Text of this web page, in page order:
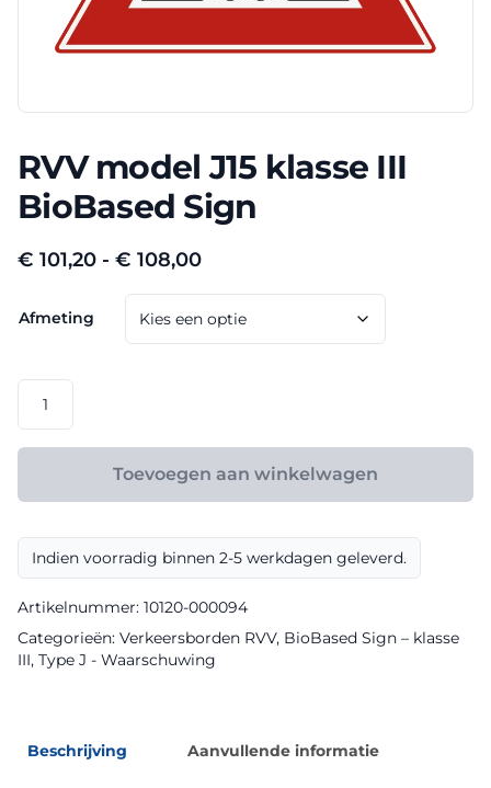
RVV model J15 klasse III
BioBased Sign
€ 101,20 - € 108,00Prijsklasse:
€ 101,20
tot
€ 108,00
Afmeting
J15
III
Sign
aantal
Toevoegen aan winkelwagen
Indien voorradig binnen 2-5 werkdagen geleverd.
Artikelnummer: 10120-000094
Categorieën: Verkeersborden RVV, BioBased Sign – klasse
III, Type J - Waarschuwing
Beschrijving Aanvullende informatie